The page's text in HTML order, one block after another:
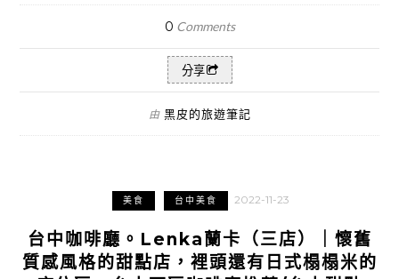
0 Comments
分享
由 黑皮的旅遊筆記
美食 台中美食 2022-11-23
台中咖啡廳。Lenka蘭卡（三店）｜懷舊
質感風格的甜點店，裡頭還有日式榻榻米的